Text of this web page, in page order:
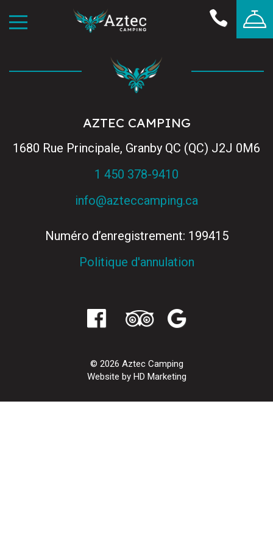
AZTEC CAMPING
1680 Rue Principale, Granby QC (QC) J2J 0M6
1 450 378-9410
info@azteccamping.ca
Numéro d’enregistrement: 199415
Politique d'annulation
© 2026 Aztec Camping
Website by HD Marketing